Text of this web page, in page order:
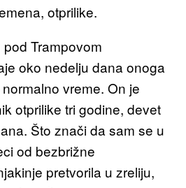
otprilike.
Trampovom
oko nedelju dana onoga
vreme. On je
otprilike tri godine, devet
Što znači da sam se u
od bezbrižne
pretvorila u zreliju,